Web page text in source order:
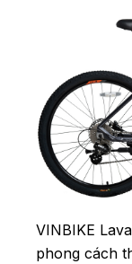
VINBIKE
phong cách